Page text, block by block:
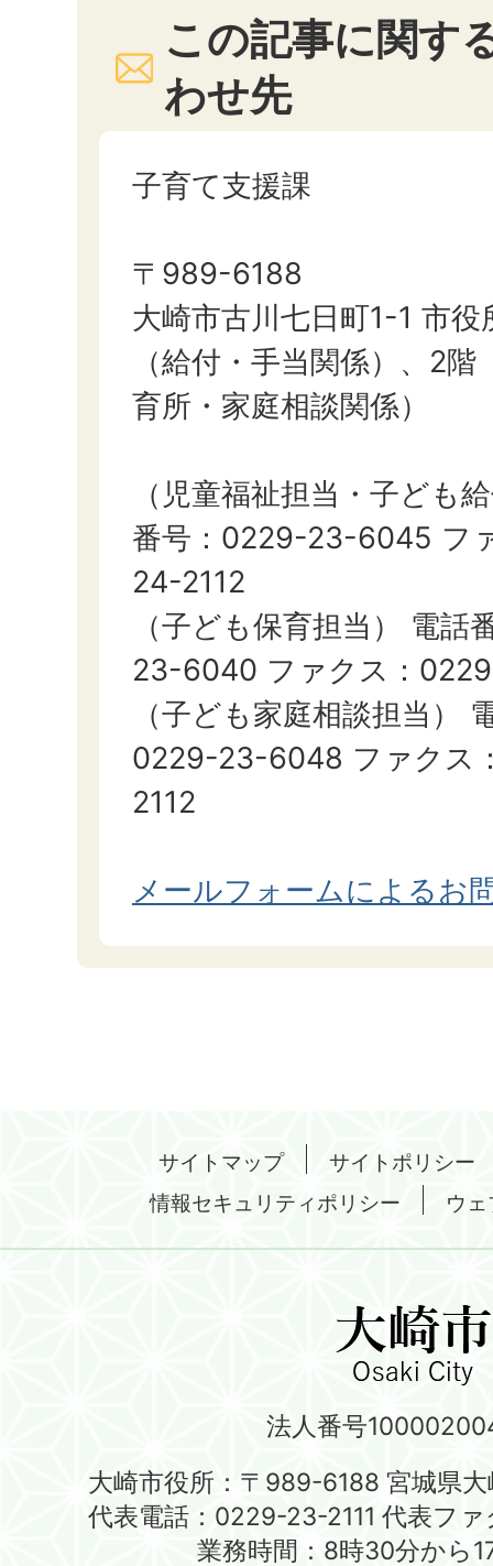
この記事に関す
わせ先
子育て支援課
〒989-6188
大崎市古川七日町1-1 市役
（給付・手当関係）、2
育所・家庭相談関係）
（児童福祉担当・子ども
番号：0229-23-6045 フ
24-2112
（子ども保育担当） 電話
23-6040 ファクス：
（子ども家庭相談担当）
0229-23-6048 ファクス
2112
メールフォームによるお
サイトマップ
サイトポリシー
情報セキュリティポリシー
ウ
法人番号
大崎市役所：〒989-6188 宮城県大
代表電話：0229-23-2111 代表フ
業務時間：8時30分から